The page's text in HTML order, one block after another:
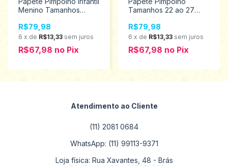
Menino Tamanhos
R$79,98
6 x de R$13,33 sem juros
R$67,98 no Pix
Tamanhos 22 ao 27
R$79,98
6 x de R$13,33 sem juros
R$67,98 no Pix
Atendimento ao Cliente
(11) 2081 0684
WhatsApp: (11) 99113-9371
Loja física: Rua Xavantes, 48 - Brás